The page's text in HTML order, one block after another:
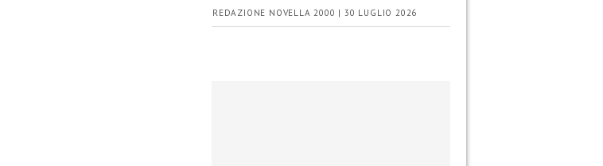
REDAZIONE NOVELLA 2000 | 30 LUGLIO 2026